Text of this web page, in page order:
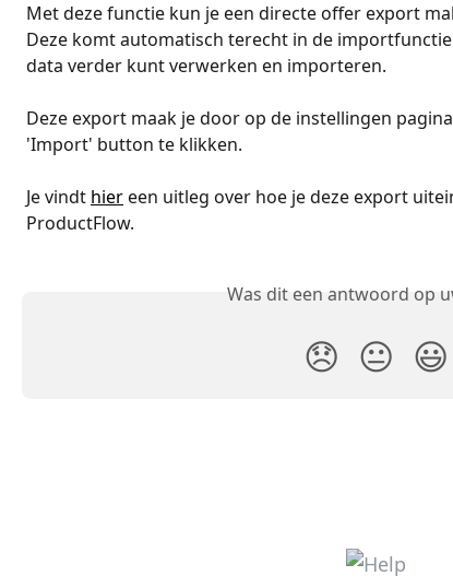
Met deze functie kun je een directe offer export
Deze komt automatisch terecht in de
data verder kunt verwerken en importeren.
Deze export maak je door op de instellingen
'Import' button te klikken.
Je vindt hier een uitleg over hoe je deze export
ProductFlow.
Was dit een antwoord op
😞 😐 😃